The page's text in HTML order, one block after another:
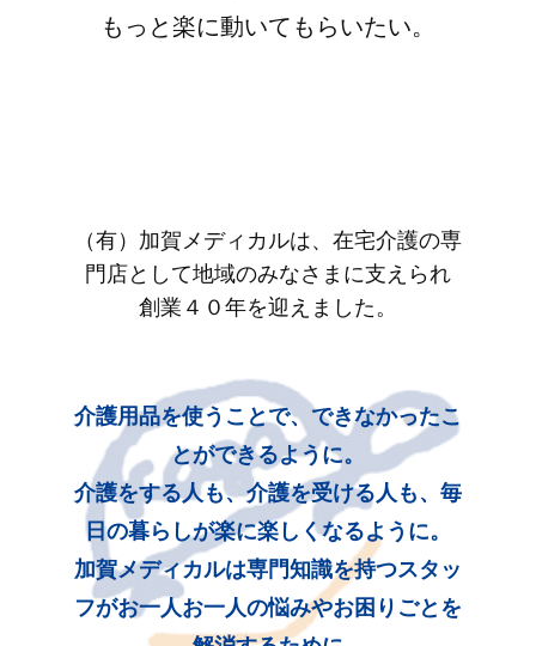
もっと楽に動いてもらいたい。
（有）加賀メディカルは、在宅介護の専
門店として地域のみなさまに支えられ
創業４０年を迎えました。
介護用品を使うことで、できなかったこ
とができるように。
介護をする人も、介護を受ける人も、毎
日の暮らしが楽に楽しくなるように。
加賀メディカルは専門知識を持つスタッ
フがお一人お一人の悩みやお困りごとを